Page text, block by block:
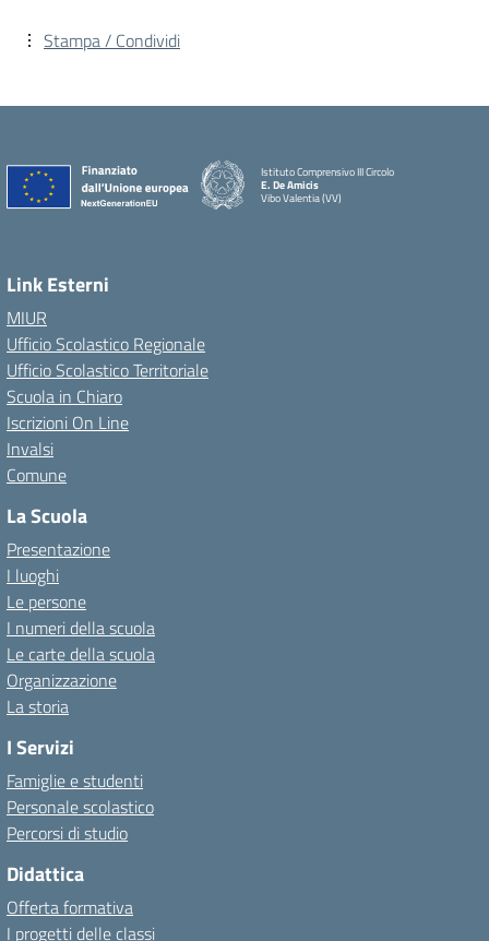
Stampa / Condividi
Istituto Comprensivo III Circolo
E. De Amicis
Vibo Valentia (VV)
Link Esterni
MIUR
Ufficio Scolastico Regionale
Ufficio Scolastico Territoriale
Scuola in Chiaro
Iscrizioni On Line
Invalsi
Comune
La Scuola
Presentazione
I luoghi
Le persone
I numeri della scuola
Le carte della scuola
Organizzazione
La storia
I Servizi
Famiglie e studenti
Personale scolastico
Percorsi di studio
Didattica
Offerta formativa
I progetti delle classi